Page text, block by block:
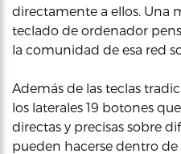
directamente a ellos. Una
teclado de ordenador
la comunidad de esa red
Además de las teclas
los laterales 19 botones
directas y precisas sobre
pueden hacerse dentro